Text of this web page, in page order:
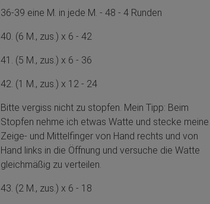
36-39 eine M. in jede M. - 48 - 4 Runden
40. (6 M., zus.) x 6 - 42
41. (5 M., zus.) x 6 - 36
42. (1 M., zus.) x 12 - 24
Bitte vergiss nicht zu stopfen. Mein Tipp: Beim
Stopfen nehme ich etwas Watte und stecke meine
Zeige- und Mittelfinger von Hand rechts und von
Hand links in die Öffnung und versuche die Watte
gleichmäßig zu verteilen.
43. (2 M., zus.) x 6 - 18